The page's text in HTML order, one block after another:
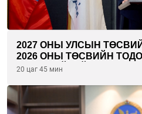
2027 ОНЫ УЛСЫН
2026 ОНЫ ТӨСВИЙН
ОЛОН НИЙТИЙН
20 цаг 45 мин